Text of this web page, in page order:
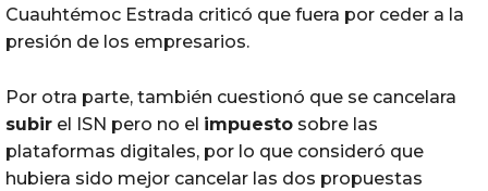
Cuauhtémoc Estrada criticó que fuera por ceder a la
presión de los empresarios.
Por otra parte, también cuestionó que se cancelara
subir el ISN pero no el impuesto sobre las
plataformas digitales, por lo que consideró que
hubiera sido mejor cancelar las dos propuestas